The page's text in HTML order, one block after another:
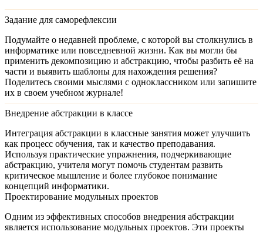
Задание для саморефлексии
Подумайте о недавней проблеме, с которой вы столкнулись в
информатике или повседневной жизни. Как вы могли бы
применить декомпозицию и абстракцию, чтобы разбить её на
части и выявить шаблоны для нахождения решения?
Поделитесь своими мыслями с одноклассником или запишите
их в своем учебном журнале!
Внедрение абстракции в классе
Интеграция абстракции в классные занятия может улучшить
как процесс обучения, так и качество преподавания.
Используя практические упражнения, подчеркивающие
абстракцию, учителя могут помочь студентам развить
критическое мышление и более глубокое понимание
концепций информатики.
Проектирование модульных проектов
Одним из эффективных способов внедрения абстракции
является использование модульных проектов. Эти проекты